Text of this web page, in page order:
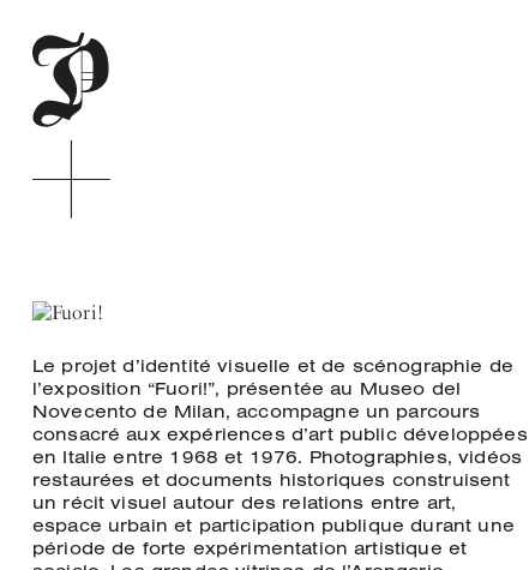
navigation
principale
Contenu
principal
Pitis
Associati
Introduction
du
projet
Le projet d’identité visuelle et de scénographie de
l’exposition “Fuori!”, présentée au Museo del
Novecento de Milan, accompagne un parcours
consacré aux expériences d’art public développées
en Italie entre 1968 et 1976. Photographies, vidéos
restaurées et documents historiques construisent
un récit visuel autour des relations entre art,
espace urbain et participation publique durant une
période de forte expérimentation artistique et